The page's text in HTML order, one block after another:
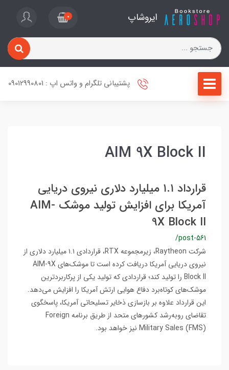
ایروشاپ 0
پشتیبانی تلگرام و واتس اپ : 09012990801
AIM 9X Block II
قرارداد ۱.۱ میلیارد دلاری نیروی دریایی
آمریکا برای افزایش تولید موشک AIM-
9X Block II
/post-561
شرکت Raytheon، زیرمجموعه RTX، قراردادی ۱.۱ میلیارد دلاری از
نیروی دریایی آمریکا دریافت کرده است تا موشک‌های AIM-9X
Block II را تولید کند؛ قراردادی که تولید یکی از پرکاربردترین
موشک‌های کوتاه‌برد دفاع هوایی ارتش آمریکا را افزایش می‌دهد.
این قرارداد علاوه بر بازسازی ذخایر تسلیحاتی آمریکا، پاسخگوی
تقاضای رو‌به‌رشد کشورهای متحد از طریق برنامه Foreign
Military Sales (FMS) نیز خواهد بود.